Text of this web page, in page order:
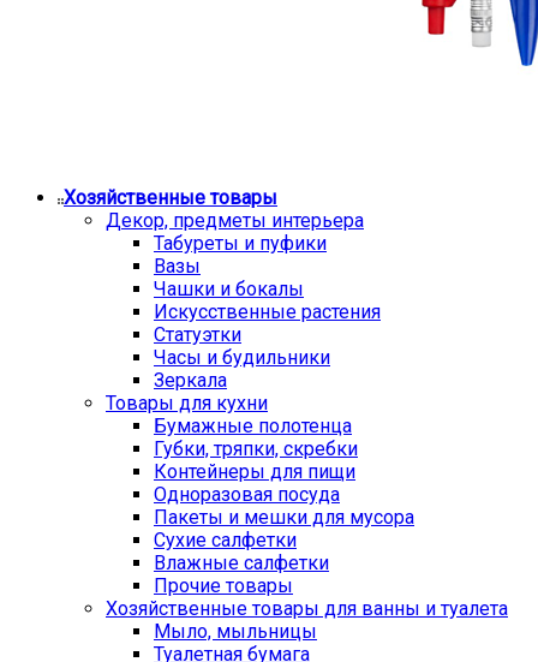
Хозяйственные товары
Декор, предметы интерьера
Табуреты и пуфики
Вазы
Чашки и бокалы
Искусственные растения
Статуэтки
Часы и будильники
Зеркала
Товары для кухни
Бумажные полотенца
Губки, тряпки, скребки
Контейнеры для пищи
Одноразовая посуда
Пакеты и мешки для мусора
Сухие салфетки
Влажные салфетки
Прочие товары
Хозяйственные товары для ванны и туалета
Мыло, мыльницы
Туалетная бумага